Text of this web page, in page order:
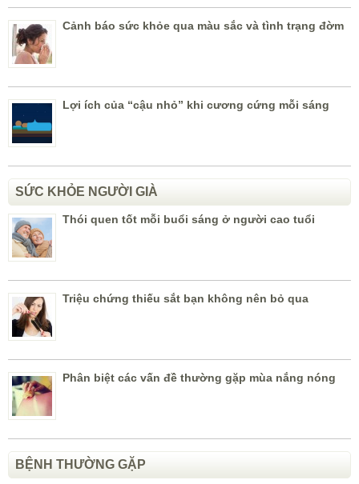
Cảnh báo sức khỏe qua màu sắc và tình trạng đờm
Lợi ích của “cậu nhỏ” khi cương cứng mỗi sáng
SỨC KHỎE NGƯỜI GIÀ
Thói quen tốt mỗi buổi sáng ở người cao tuổi
Triệu chứng thiếu sắt bạn không nên bỏ qua
Phân biệt các vấn đề thường gặp mùa nắng nóng
BỆNH THƯỜNG GẶP